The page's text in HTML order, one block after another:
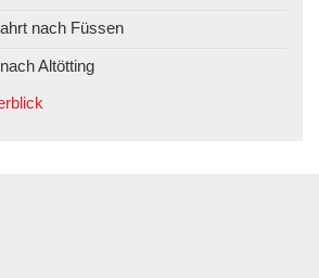
nach Füssen
Altötting